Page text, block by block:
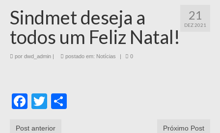
21
DEZ 2021
Sindmet deseja a
todos um Feliz Natal!
por dwd_admin postado em: Notícias 0
Facebook
Twitter
Post anterior Próximo Post